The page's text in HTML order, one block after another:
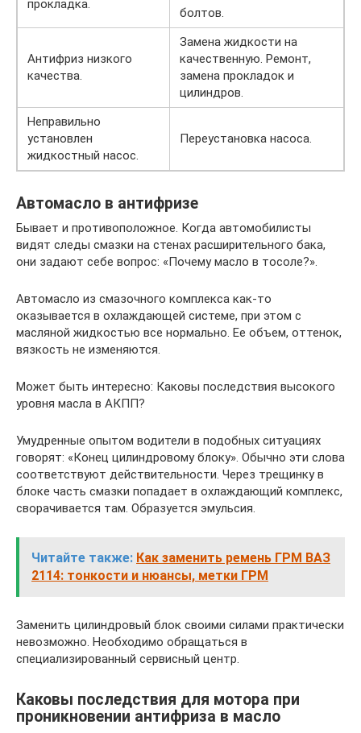
прокладка.
болтов.
Антифриз низкого
качества.
Замена жидкости на
качественную. Ремонт,
замена прокладок и
цилиндров.
Неправильно
установлен
жидкостный насос.
Переустановка насоса.
Автомасло в антифризе
Бывает и противоположное. Когда автомобилисты
видят следы смазки на стенах расширительного бака,
они задают себе вопрос: «Почему масло в тосоле?».
Автомасло из смазочного комплекса как-то
оказывается в охлаждающей системе, при этом с
масляной жидкостью все нормально. Ее объем, оттенок,
вязкость не изменяются.
Может быть интересно: Каковы последствия высокого
уровня масла в АКПП?
Умудренные опытом водители в подобных ситуациях
говорят: «Конец цилиндровому блоку». Обычно эти слова
соответствуют действительности. Через трещинку в
блоке часть смазки попадает в охлаждающий комплекс,
сворачивается там. Образуется эмульсия.
Читайте также: Как заменить ремень ГРМ ВАЗ
2114: тонкости и нюансы, метки ГРМ
Заменить цилиндровый блок своими силами практически
невозможно. Необходимо обращаться в
специализированный сервисный центр.
Каковы последствия для мотора при
проникновении антифриза в масло